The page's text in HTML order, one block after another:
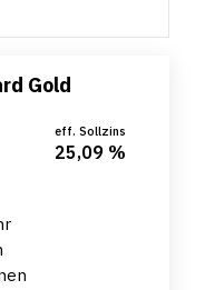
Gold
eff. Sollzins
25,09 %